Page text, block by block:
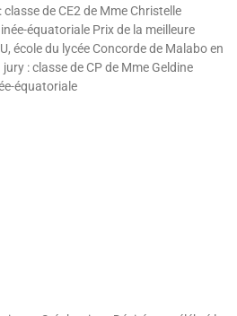
de CE2 de Mme Christelle
équatoriale Prix de la meilleure
école du lycée Concorde de Malabo en
: classe de CP de Mme Geldine
équatoriale